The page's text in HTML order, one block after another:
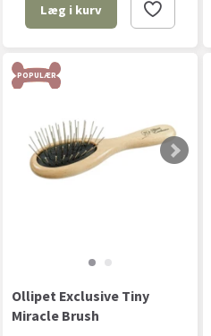
Læg i kurv
POPULÆR
Ollipet Exclusive Tiny
Miracle Brush